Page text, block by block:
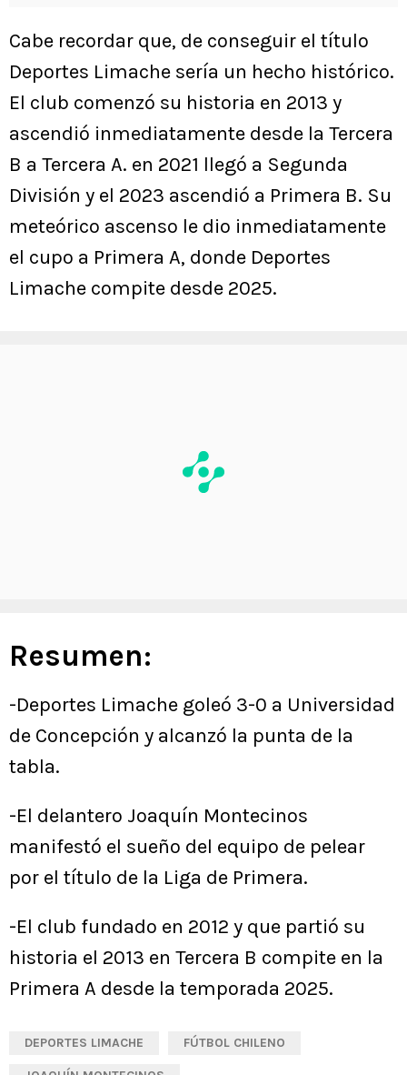
Cabe recordar que, de conseguir el título
Deportes Limache sería un hecho histórico.
El club comenzó su historia en 2013 y
ascendió inmediatamente desde la Tercera
B a Tercera A. en 2021 llegó a Segunda
División y el 2023 ascendió a Primera B. Su
meteórico ascenso le dio inmediatamente
el cupo a Primera A, donde Deportes
Limache compite desde 2025.
Resumen:
-Deportes Limache goleó 3-0 a Universidad
de Concepción y alcanzó la punta de la
tabla.
-El delantero Joaquín Montecinos
manifestó el sueño del equipo de pelear
por el título de la Liga de Primera.
-El club fundado en 2012 y que partió su
historia el 2013 en Tercera B compite en la
Primera A desde la temporada 2025.
DEPORTES LIMACHE FÚTBOL CHILENO